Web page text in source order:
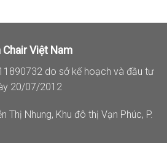
Chair Việt Nam
do sở kế hoạch và đầu tư
20/07/2012
Thị Nhung, Khu đô thị Vạn Phúc, P.